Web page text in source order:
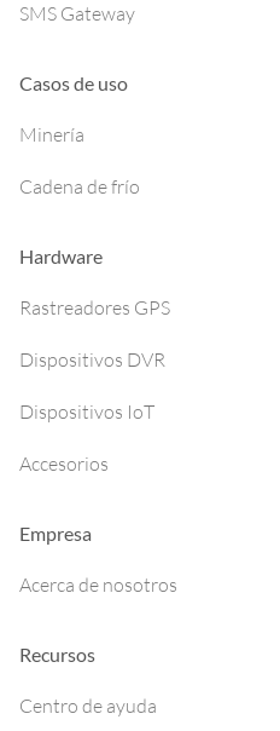
SMS Gateway
Casos de uso
Minería
Cadena de frío
Hardware
Rastreadores GPS
Dispositivos DVR
Dispositivos IoT
Accesorios
Empresa
Acerca de nosotros
Recursos
Centro de ayuda